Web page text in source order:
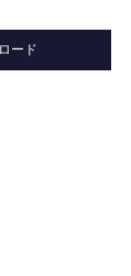
ード